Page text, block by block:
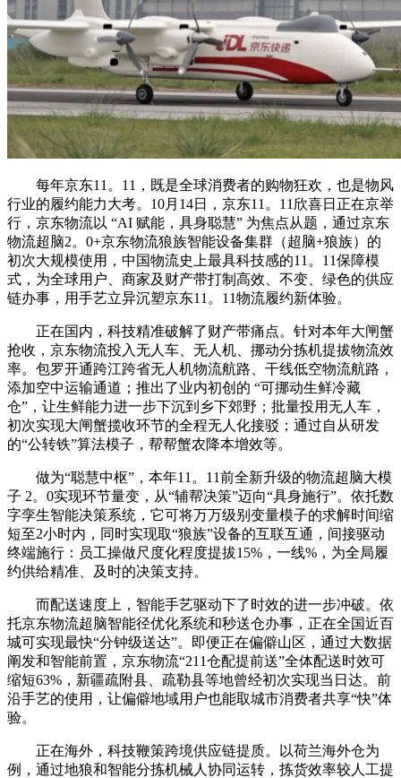
每年京东11。11，既是全球消费者的购物狂欢，也是物风
行业的履约能力大考。10月14日，京东11。11欣喜日正在京举
行，京东物流以 “AI 赋能，具身聪慧” 为焦点从题，通过京东
物流超脑2。0+京东物流狼族智能设备集群（超脑+狼族）的
初次大规模使用，中国物流史上最具科技感的11。11保障模
式，为全球用户、商家及财产带打制高效、不变、绿色的供应
链办事，用手艺立异沉塑京东11。11物流履约新体验。
正在国内，科技精准破解了财产带痛点。针对本年大闸蟹
抢收，京东物流投入无人车、无人机、挪动分拣机提拔物流效
率。包罗开通跨江跨省无人机物流航路、干线低空物流航路，
添加空中运输通道；推出了业内初创的 “可挪动生鲜冷藏
仓”，让生鲜能力进一步下沉到乡下郊野；批量投用无人车，
初次实现大闸蟹揽收环节的全程无人化接驳；通过自从研发
的“公转铁”算法模子，帮帮蟹农降本增效等。
做为“聪慧中枢”，本年11。11前全新升级的物流超脑大模
子 2。0实现环节量变，从“辅帮决策”迈向“具身施行”。依托数
字孪生智能决策系统，它可将万万级别变量模子的求解时间缩
短至2小时内，同时实现取“狼族”设备的互联互通，间接驱动
终端施行：员工操做尺度化程度提拔15%，一线%，为全局履
约供给精准、及时的决策支持。
而配送速度上，智能手艺驱动下了时效的进一步冲破。依
托京东物流超脑智能径优化系统和秒送仓办事，正在全国近百
城可实现最快“分钟级送达”。即便正在偏僻山区，通过大数据
阐发和智能前置，京东物流“211仓配提前送”全体配送时效可
缩短63%，新疆疏附县、疏勒县等地曾经初次实现当日达。前
沿手艺的使用，让偏僻地域用户也能取城市消费者共享“快”体
验。
正在海外，科技鞭策跨境供应链提质。以荷兰海外仓为
例，通过地狼和智能分拣机械人协同运转，拣货效率较人工提